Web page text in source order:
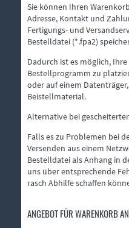
Sie können Ihren
Adresse, Kontakt und
Fertigungs- und
Bestelldatei (*.fpa2)
Dadurch ist es möglich,
Bestellprogramm zu
oder auf einem
Beistellmaterial.
Alternative bei
Falls es zu Problemen bei
Versenden aus einem
Bestelldatei als Anhang in
uns über entsprechende
rasch Abhilfe schaffen
ANGEBOT FÜR WARENKORB